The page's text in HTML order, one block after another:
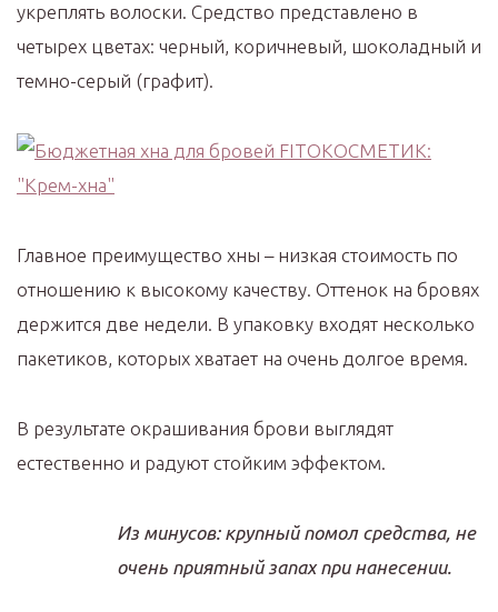
укреплять волоски. Средство представлено в
четырех цветах: черный, коричневый, шоколадный и
темно-серый (графит).
Главное преимущество хны – низкая стоимость по
отношению к высокому качеству. Оттенок на бровях
держится две недели. В упаковку входят несколько
пакетиков, которых хватает на очень долгое время.
В результате окрашивания брови выглядят
естественно и радуют стойким эффектом.
Из минусов: крупный помол средства, не
очень приятный запах при нанесении.